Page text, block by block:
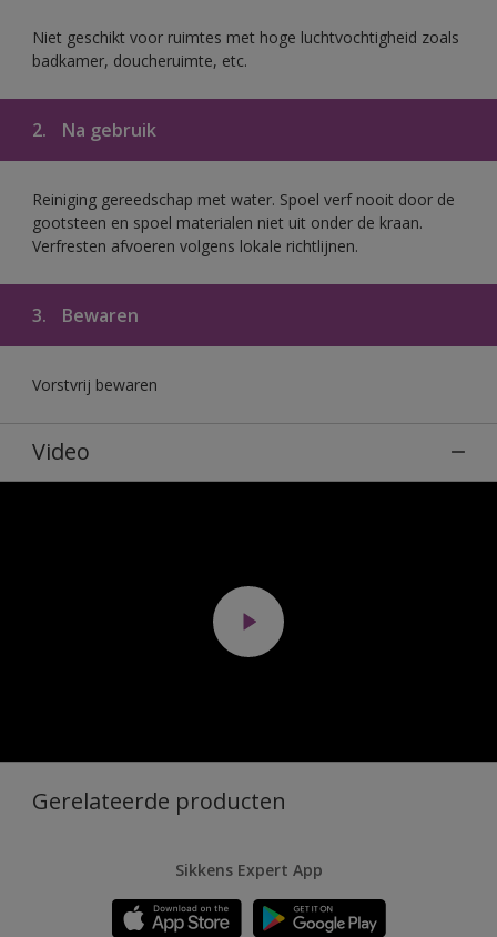
Niet geschikt voor ruimtes met hoge luchtvochtigheid zoals
badkamer, doucheruimte, etc.
2. Na gebruik
Reiniging gereedschap met water. Spoel verf nooit door de
gootsteen en spoel materialen niet uit onder de kraan.
Verfresten afvoeren volgens lokale richtlijnen.
3. Bewaren
Vorstvrij bewaren
Video
Gerelateerde producten
Sikkens Expert App